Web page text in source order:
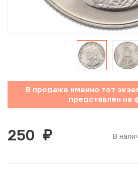
Античные и средневековые монеты
В продаже именно тот
представлен на
В
250 руб.